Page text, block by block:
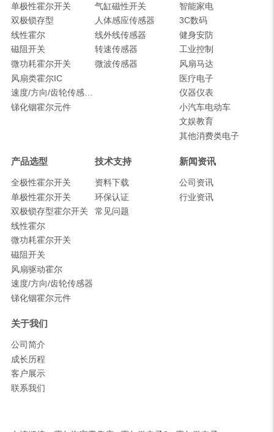
单极性霍尔开关
双极锁存型
线性霍尔
磁阻开关
微功耗霍尔开关
风扇类霍尔IC
速度/方向/齿轮传感器IC
锑化铟霍尔元件
气缸磁性开关
人体感应传感器
线外线传感器
转速传感器
微波传感器
智能家电
3C数码
健身安防
工业控制
风扇马达
医疗电子
仪器仪表
小汽车电动车
文娱教育
其他消费类电子
产品选型
全极性霍尔开关
单极性霍尔开关
双极锁存型霍尔开关
线性霍尔
微功耗霍尔开关
磁阻开关
风扇驱动霍尔
速度/方向/齿轮传感器
锑化铟霍尔元件
技术支持
资料下载
环保认证
常见问题
新闻资讯
公司资讯
行业资讯
关于我们
公司简介
成长历程
客户展示
联系我们